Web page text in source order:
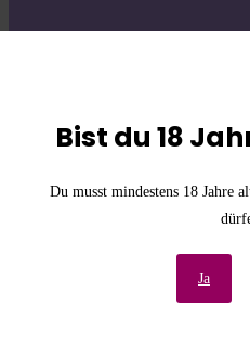
Bist du 18
Du musst mindestens 18 Jahre
Ja
die
Wir